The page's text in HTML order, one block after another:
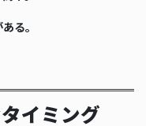
る。
イミング